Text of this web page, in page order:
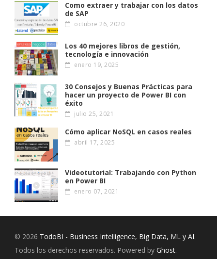
Como extraer y trabajar con los datos
de SAP
octubre 26, 2020
Los 40 mejores libros de gestión,
tecnología e innovación
enero 19, 2025
30 Consejos y Buenas Prácticas para
hacer un proyecto de Power BI con
éxito
julio 25, 2021
Cómo aplicar NoSQL en casos reales
abril 17, 2025
Videotutorial: Trabajando con Python
en Power BI
enero 07, 2021
© 2026 TodoBI - Business Intelligence, Big Data, ML y AI.
Todos los derechos reservados. Powered by Ghost.